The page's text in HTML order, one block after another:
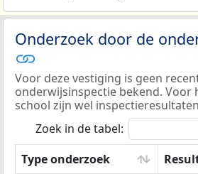
Onderzoek door de
Voor deze vestiging is geen
onderwijsinspectie bekend. Voor
school zijn wel
Zoek in de tabel:
Type onderzoek